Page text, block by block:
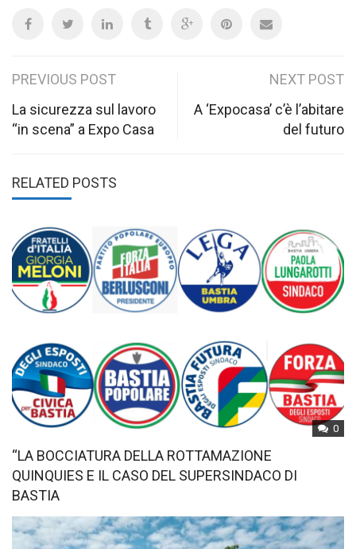
Post
navigation
PREVIOUS POST
La sicurezza sul lavoro
“in scena” a Expo Casa
NEXT POST
A ‘Expocasa’ c’è l’abitare
del futuro
RELATED POSTS
0
“LA BOCCIATURA DELLA ROTTAMAZIONE
QUINQUIES E IL CASO DEL SUPERSINDACO DI
BASTIA